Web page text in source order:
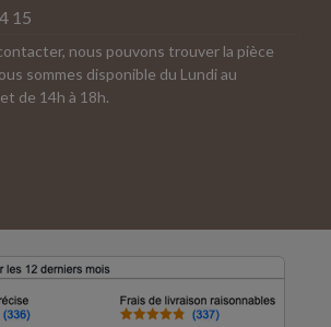
15
nous pouvons trouver la pièce
sommes disponible du Lundi au
de 14h à 18h.